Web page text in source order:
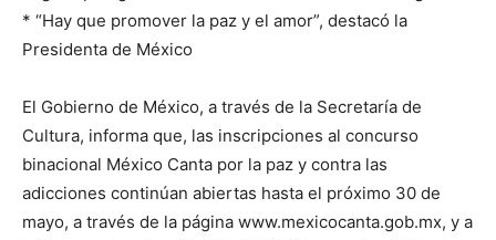
* “Hay que promover la paz y el amor”, destacó la
Presidenta de México
El Gobierno de México, a través de la Secretaría de
Cultura, informa que, las inscripciones al concurso
binacional México Canta por la paz y contra las
adicciones continúan abiertas hasta el próximo 30 de
mayo, a través de la página www.mexicocanta.gob.mx, y a